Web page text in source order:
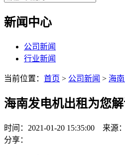
新闻中心
公司新闻
行业新闻
当前位置： 首页 > 公司新闻 > 海
海南发电机出租为您
时间：2021-01-20 15:35:00 来源
分享：